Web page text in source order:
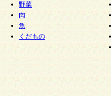
5.当社がお聞きす
で提 供いただいた
自らの個人情報の
をお預かりいたし
商品やサービス等
了承ください。
6.当社は、お客様
野菜
肉
魚
くだもの